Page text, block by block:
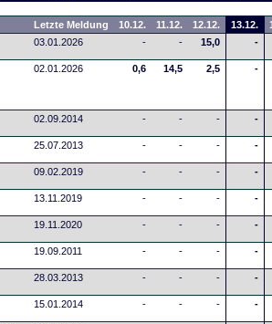
Letzte Meldung 10.12. 11.12. 12.12. 13.12.
03.01.2026 - - 15,0 -
02.01.2026 0,6 14,5 2,5 -
02.09.2014 - - - -
25.07.2013 - - - -
09.02.2019 - - - -
13.11.2019 - - - -
19.11.2020 - - - -
19.09.2011 - - - -
28.03.2013 - - - -
15.01.2014 - - - -